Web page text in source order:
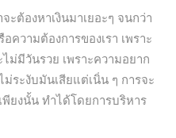
ะต้องหาเงินมาเยอะๆ จนกว่า
ความต้องการของเรา เพราะ
ม่มีวันรวย เพราะความอยาก
ม่ระงับมันเสียแต่เนิ่น ๆ การจะ
พียงนั้น ทำได้โดยการบริหาร